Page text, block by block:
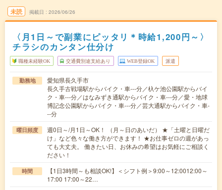
未読 掲載日 2026/06/26
〈月1日～で副業にピッタリ＊時給1,200円～〉
チラシのカンタン仕分け
職種未経験OK 交通費別途支給あり WEB登録OK 派遣
勤務地
愛知県長久手市
長久手古戦場駅からバイク・車---分／杁ケ池公園駅からバイ
ク・車---分／はなみずき通駅からバイク・車---分／愛・地球
博記念公園駅からバイク・車---分／芸大通駅からバイク・車-
--分
曜日頻度
週0日～/月1日～OK！ （月～日のあいだ） ★「土曜と日曜だ
け」など色々な働き方ができます！ ★お仕事ゼロの週があっ
ても大丈夫。 働きたい日、お休みの希望はお気軽にご相談く
ださい！
時間
【1日3時間～も相談OK!】＜シフト例＞9:00～12:0012:00～
17:00 17:00～22…